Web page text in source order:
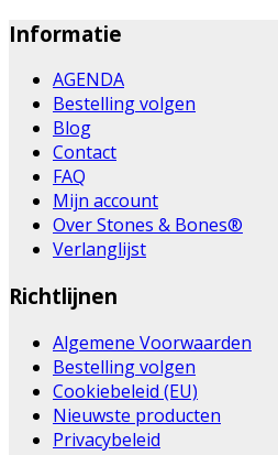
Informatie
AGENDA
Bestelling volgen
Blog
Contact
FAQ
Mijn account
Over Stones & Bones®
Verlanglijst
Richtlijnen
Algemene Voorwaarden
Bestelling volgen
Cookiebeleid (EU)
Nieuwste producten
Privacybeleid